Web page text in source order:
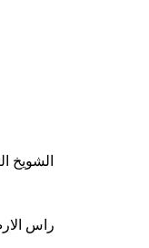
الشويخ
راس الارض